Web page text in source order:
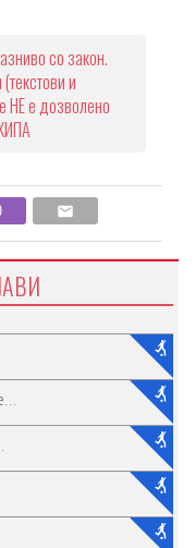
со закон.
и
НЕ е дозволено